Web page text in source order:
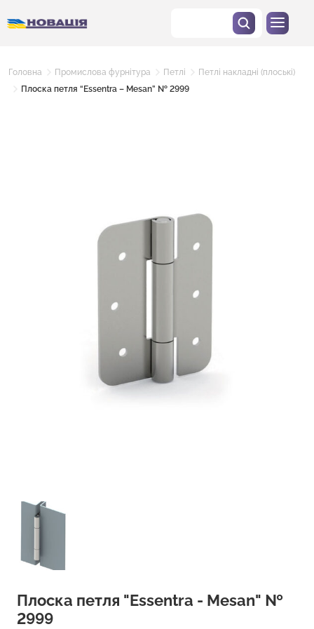
Головна Промислова фурнітура Петлі
Петлі накладні (плоські)
Плоска петля “Essentra – Mesan” № 2999
Плоска петля "Essentra - Mesan" №
2999